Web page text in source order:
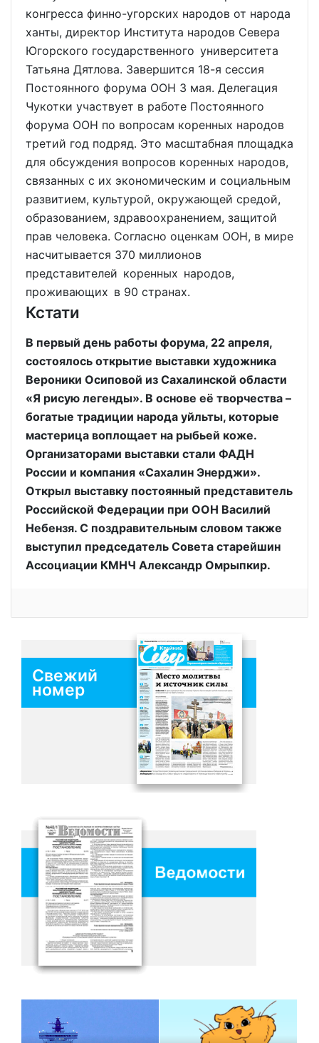
конгресса финно-угорских народов от народа
ханты, директор Института народов Севера
Югорского государственного университета
Татьяна Дятлова. Завершится 18-я сессия
Постоянного форума ООН 3 мая. Делегация
Чукотки участвует в работе Постоянного
форума ООН по вопросам коренных народов
третий год подряд. Это масштабная площадка
для обсуждения вопросов коренных народов,
связанных с их экономическим и социальным
развитием, культурой, окружающей средой,
образованием, здравоохранением, защитой
прав человека. Согласно оценкам ООН, в мире
насчитывается 370 миллионов
представителей коренных народов,
проживающих в 90 странах.
Кстати
В первый день работы форума, 22 апреля,
состоялось открытие выставки художника
Вероники Осиповой из Сахалинской области
«Я рисую легенды». В основе её творчества –
богатые традиции народа уйльты, которые
мастерица воплощает на рыбьей коже.
Организаторами выставки стали ФАДН
России и компания «Сахалин Энерджи».
Открыл выставку постоянный представитель
Российской Федерации при ООН Василий
Небензя. С поздравительным словом также
выступил председатель Совета старейшин
Ассоциации КМНЧ Александр Омрыпкир.
Свежий
номер